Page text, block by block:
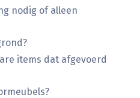
nodig of alleen
items dat afgevoerd